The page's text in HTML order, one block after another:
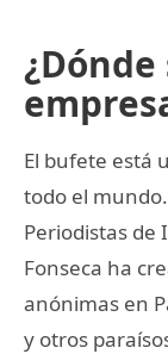
El bufete está
todo el
Periodistas de
Fonseca ha
anónimas en
y otros